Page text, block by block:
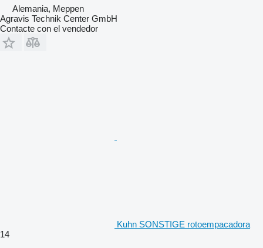
Alemania, Meppen
Agravis Technik Center GmbH
Contacte con el vendedor
Kuhn SONSTIGE rotoempacadora
14